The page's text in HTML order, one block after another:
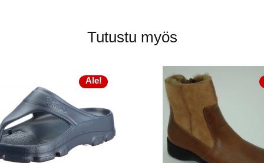
Tutustu myös
Ale!